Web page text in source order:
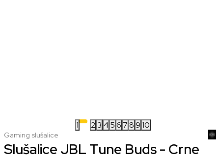
1 23 456 78910
Gaming slušalice
Slušalice JBL Tune Buds - Crne